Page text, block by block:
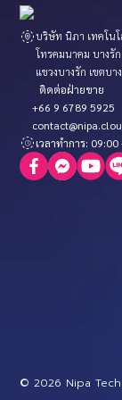
บริษัท นิภา เทคโน
โทรคมนาคม บางรั
แขวงบางรัก เขตบ
ติดต่อฝ่ายขาย
+66 9 6789 5925
เวลาทำการ:
© 2026 Nipa